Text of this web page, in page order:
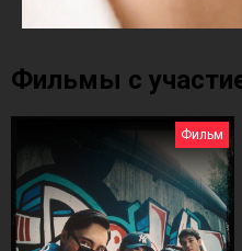
Фильмы с
Фильм